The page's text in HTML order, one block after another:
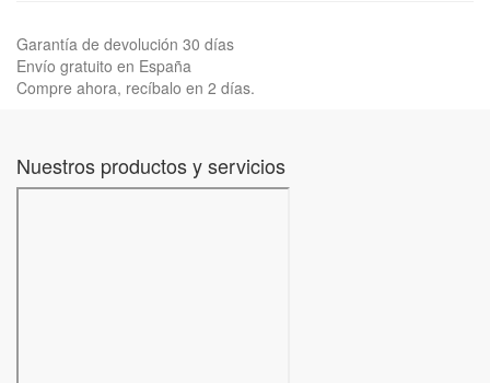
Garantía de devolución 30 días
Envío gratuito en España
Compre ahora, recíbalo en 2 días.
Nuestros productos y servicios